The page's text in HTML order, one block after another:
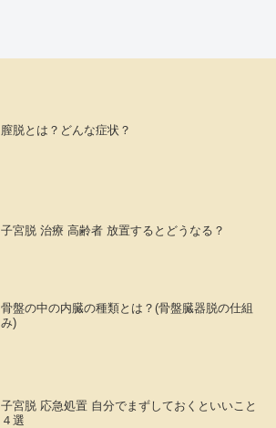
膣脱とは？どんな症状？
子宮脱 治療 高齢者 放置するとどうなる？
骨盤の中の内臓の種類とは？(骨盤臓器脱の仕組
み)
子宮脱 応急処置 自分でまずしておくといいこと
４選